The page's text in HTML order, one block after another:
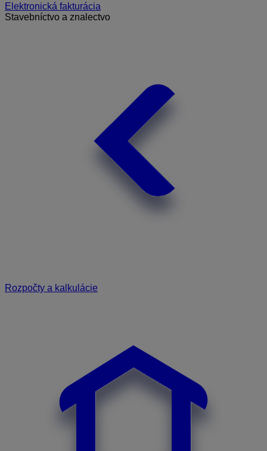
Elektronická fakturácia
Stavebníctvo a znalectvo
Rozpočty a kalkulácie